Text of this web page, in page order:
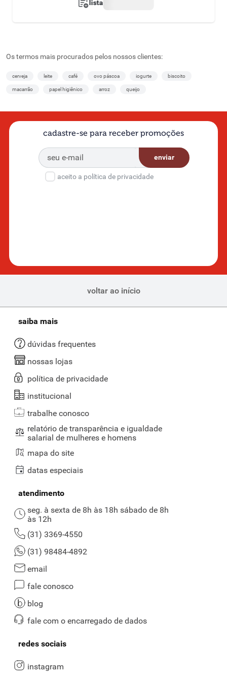
lista
Os termos mais procurados pelos nossos clientes:
cerveja leite café ovo páscoa iogurte biscoito
macarrão papel higiênico arroz queijo
cadastre-se para receber promoções
enviar
aceito a política de privacidade
voltar ao início
saiba mais
dúvidas frequentes
nossas lojas
política de privacidade
institucional
trabalhe conosco
relatório de transparência e igualdade
salarial de mulheres e homens
mapa do site
datas especiais
atendimento
seg. à sexta de 8h às 18h sábado de 8h
às 12h
(31) 3369-4550
(31) 98484-4892
email
fale conosco
blog
fale com o encarregado de dados
redes sociais
instagram